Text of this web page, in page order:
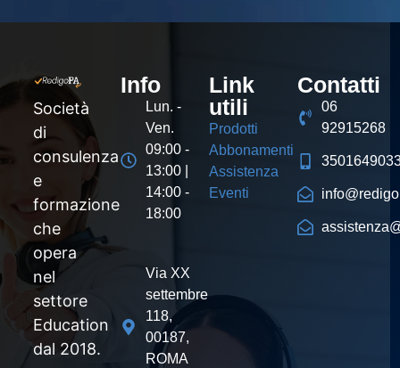
Società
di
consulenza
e
formazione
che
opera
nel
settore
Education
dal 2018.
Info
Lun. -
Ven.
09:00 -
13:00 |
14:00 -
18:00
Via XX
settembre
118,
00187,
ROMA
Link
utili
Prodotti
Abbonamenti
Assistenza
Eventi
Contatti
06
92915268